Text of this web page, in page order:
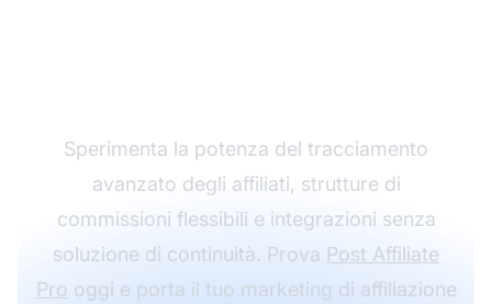
Sperimenta la potenza del tracciamento
avanzato degli affiliati, strutture di
commissioni flessibili e integrazioni senza
soluzione di continuità. Prova Post Affiliate
Pro oggi e porta il tuo marketing di affiliazione